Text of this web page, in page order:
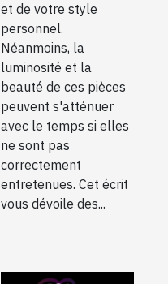
et de votre style
personnel.
Néanmoins, la
luminosité et la
beauté de ces pièces
peuvent s'atténuer
avec le temps si elles
ne sont pas
correctement
entretenues. Cet écrit
vous dévoile des...